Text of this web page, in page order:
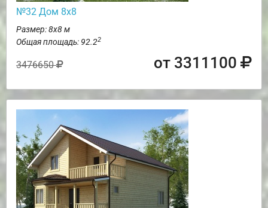
№32 Дом 8х8
Размер: 8х8 м
Общая площадь: 92.22
3476650 от 3311100